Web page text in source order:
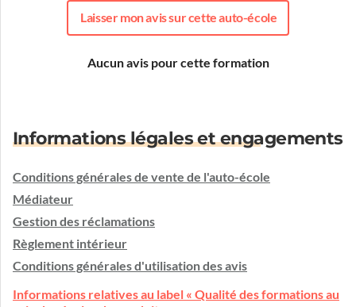
Laisser mon avis sur cette auto-école
Aucun avis pour cette formation
Informations légales et engagements
Conditions générales de vente de l'auto-école
Médiateur
Gestion des réclamations
Règlement intérieur
Conditions générales d'utilisation des avis
Informations relatives au label « Qualité des formations au